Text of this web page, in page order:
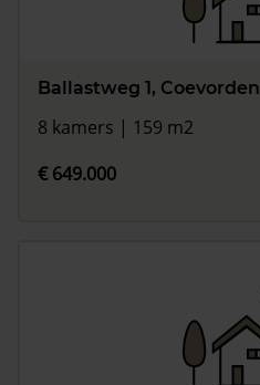
Ballastweg 1, Coevorden
8 kamers | 159 m2
€ 649.000